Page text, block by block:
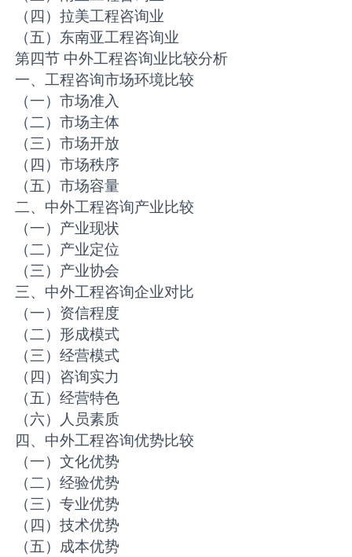
（四）拉美工程咨询业
（五）东南亚工程咨询业
第四节 中外工程咨询业比较分析
一、工程咨询市场环境比较
（一）市场准入
（二）市场主体
（三）市场开放
（四）市场秩序
（五）市场容量
二、中外工程咨询产业比较
（一）产业现状
（二）产业定位
（三）产业协会
三、中外工程咨询企业对比
（一）资信程度
（二）形成模式
（三）经营模式
（四）咨询实力
（五）经营特色
（六）人员素质
四、中外工程咨询优势比较
（一）文化优势
（二）经验优势
（三）专业优势
（四）技术优势
（五）成本优势